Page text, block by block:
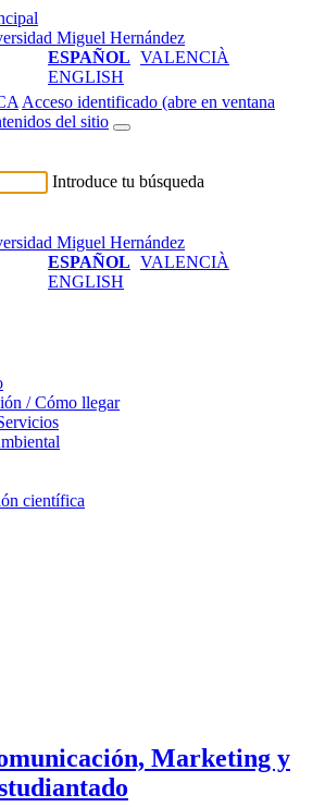
ESPAÑOL VALENCIÀ
ENGLISH
Acceso identificado (abre en ventana
del sitio
Introduce tu búsqueda
ESPAÑOL VALENCIÀ
ENGLISH
/ Cómo llegar
científica
Marketing y